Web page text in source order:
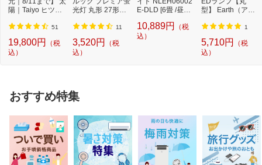
陽｜Taiyo ヒツジ
51
19,800円
（税
込）
光灯 丸形 27形＋3
11
3,520円
（税
込）
E-DLD [6畳 /昼光
paign...
10,889円
（税
込）
型】 Earth（アー
30・32...
1
5,710円
（税
込）
おすすめ特集